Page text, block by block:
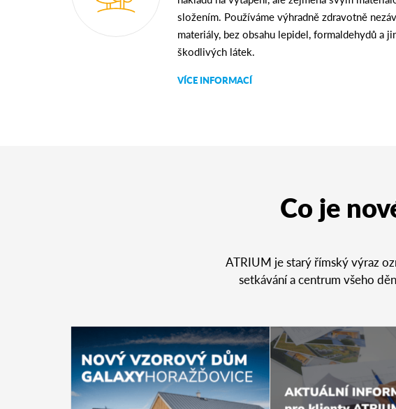
složením. Používáme výhradně zdravotně
materiály, bez obsahu lepidel, formaldehydů a
škodlivých látek.
VÍCE INFORMACÍ
Co je
ATRIUM je starý římský výraz
setkávání a centrum všeho